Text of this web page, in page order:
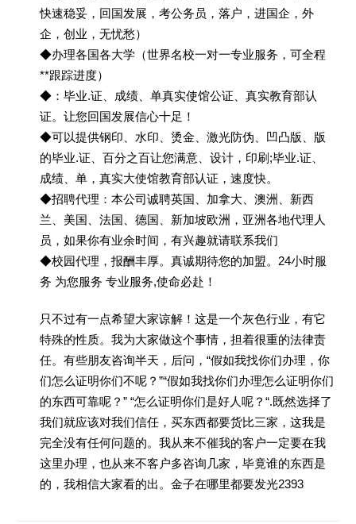
快速稳妥，回国发展，考公务员，落户，进国企，外
企，创业，无忧愁）
◆办理各国各大学（世界名校一对一专业服务，可全程
**跟踪进度）
◆：毕业.证、成绩、单真实使馆公证、真实教育部认
证。让您回国发展信心十足！
◆可以提供钢印、水印、烫金、激光防伪、凹凸版、版
的毕业.证、百分之百让您满意、设计，印刷;毕业.证、
成绩、单，真实大使馆教育部认证，速度快。
◆招聘代理：本公司诚聘英国、加拿大、澳洲、新西
兰、美国、法国、德国、新加坡欧洲，亚洲各地代理人
员，如果你有业余时间，有兴趣就请联系我们
◆校园代理，报酬丰厚。真诚期待您的加盟。24小时服
务 为您服务 专业服务,使命必赴！
只不过有一点希望大家谅解！这是一个灰色行业，有它
特殊的性质。我为大家做这个事情，担着很重的法律责
任。有些朋友咨询半天，后问，“假如我找你们办理，你
们怎么证明你们不呢？”“假如我找你们办理怎么证明你们
的东西可靠呢？” “怎么证明你们是好人呢？“.既然选择了
我们就应该对我们信任，买东西都要货比三家，这我是
完全没有任何问题的。我从来不催我的客户一定要在我
这里办理，也从来不客户多咨询几家，毕竟谁的东西是
的，我相信大家看的出。金子在哪里都要发光2393